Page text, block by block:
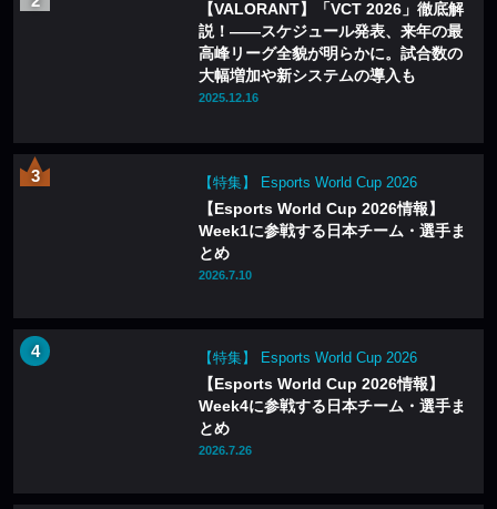
【VALORANT】「VCT 2026」徹底解
説！——スケジュール発表、来年の最
高峰リーグ全貌が明らかに。試合数の
大幅増加や新システムの導入も
2025.12.16
【特集】 Esports World Cup 2026
【Esports World Cup 2026情報】
Week1に参戦する日本チーム・選手ま
とめ
2026.7.10
【特集】 Esports World Cup 2026
【Esports World Cup 2026情報】
Week4に参戦する日本チーム・選手ま
とめ
2026.7.26